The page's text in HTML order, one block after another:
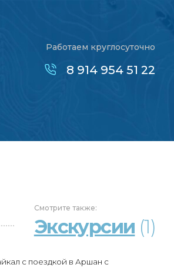
Работаем круглосуточно
8 914 954 51 22
Смотрите также:
Экскурсии (1)
с поездкой в Аршан с